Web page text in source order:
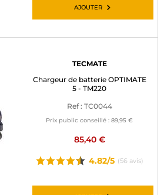
AJOUTER
TECMATE
Chargeur de batterie OPTIMATE
5 - TM220
Ref : TC0044
Prix public conseillé : 89,95 €
85,40 €
4.82/5 (56 avis)